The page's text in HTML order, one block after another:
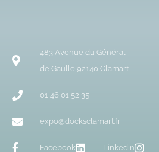
483 Avenue du Général
de Gaulle 92140 Clamart
01 46 01 52 35
expo@docksclamart.fr
Facebook Linkedin